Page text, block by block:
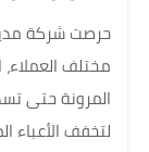
حرصت شركة
مختلف
المرونة حتى
لتخفف الأعباء